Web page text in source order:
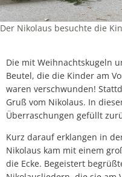
Der Nikolaus besuchte die
Die mit Weihnachtskugeln
Beutel, die die Kinder am
waren verschwunden!
Gruß vom Nikolaus. In
Überraschungen gefüllt
Kurz darauf erklangen in
Nikolaus kam mit einem
die Ecke. Begeistert